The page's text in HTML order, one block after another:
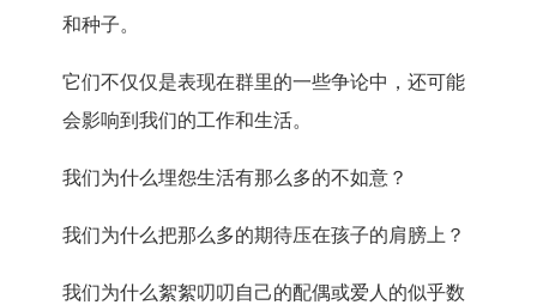
和种子。
它们不仅仅是表现在群里的一些争论中，还可能
会影响到我们的工作和生活。
我们为什么埋怨生活有那么多的不如意？
我们为什么把那么多的期待压在孩子的肩膀上？
我们为什么絮絮叨叨自己的配偶或爱人的似乎数